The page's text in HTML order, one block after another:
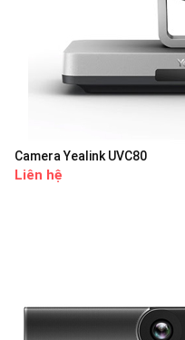
Camera Yealink UVC80
Liên hệ